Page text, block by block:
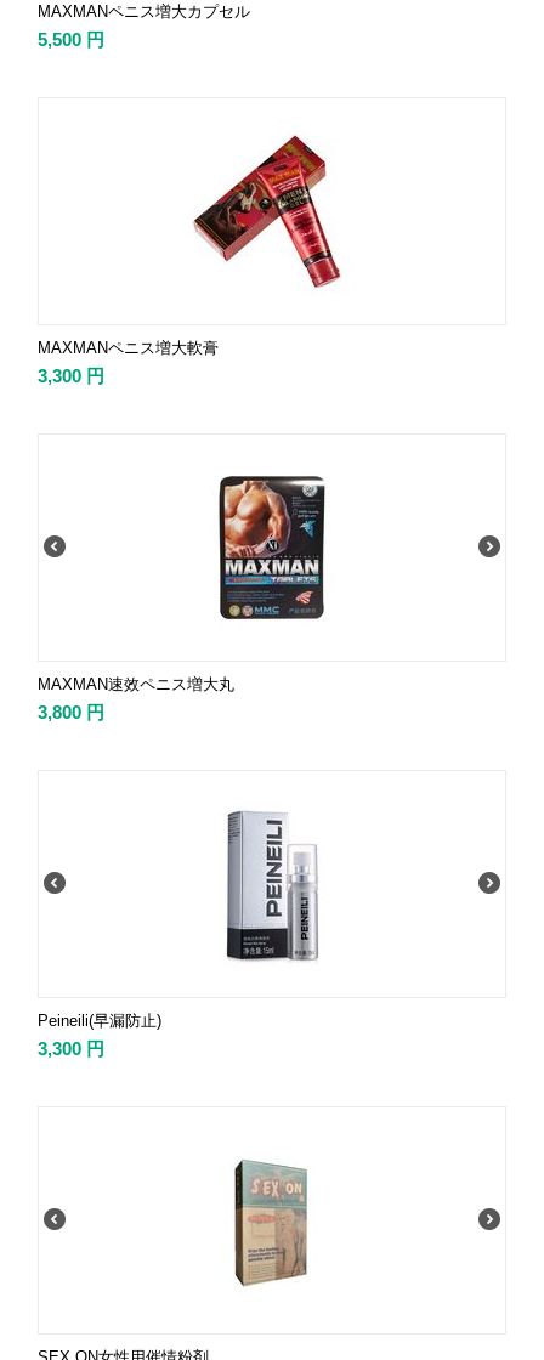
MAXMANペニス増大カプセル
5,500 円
MAXMANペニス増大軟膏
3,300 円
MAXMAN速效ペニス増大丸
3,800 円
Peineili(早漏防止)
3,300 円